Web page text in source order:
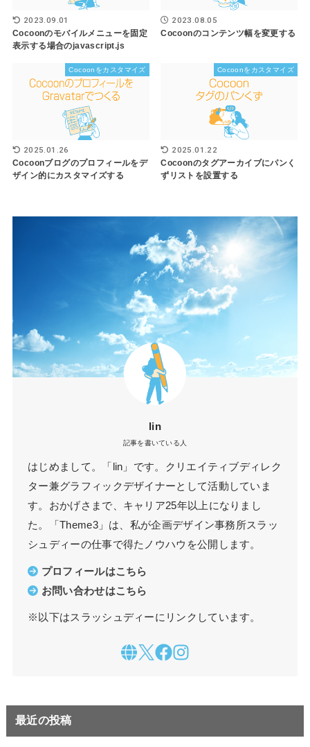
2023.09.01
Cocoonのモバイルメニューを固定
表示する場合のjavascript.js
2023.08.05
Cocoonのコンテンツ幅を変更する
Cocoonをカスタマイズ
2025.01.26
Cocoonブログのプロフィールをデ
ザイン的にカスタマイズする
Cocoonをカスタマイズ
2025.01.22
Cocoonのタグアーカイブにパンく
ずリストを設置する
lin
記事を書いている人
はじめまして。「lin」です。クリエイティブディレク
ター兼グラフィックデザイナーとして活動していま
す。おかげさまで、キャリア25年以上になりまし
た。「Theme3」は、私が企画デザイン事務所スラッ
シュディーの仕事で得たノウハウを公開します。
プロフィールはこちら
お問い合わせはこちら
※以下はスラッシュディーにリンクしています。
最近の投稿